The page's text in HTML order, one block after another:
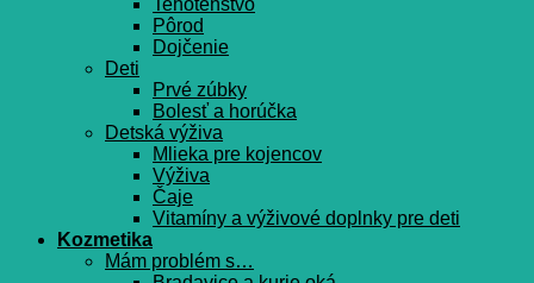
Pôrod
Dojčenie
Deti
Prvé zúbky
Bolesť a horúčka
Detská výživa
Mlieka pre kojencov
Výživa
Čaje
Vitamíny a výživové doplnky pre deti
Kozmetika
Mám problém s…